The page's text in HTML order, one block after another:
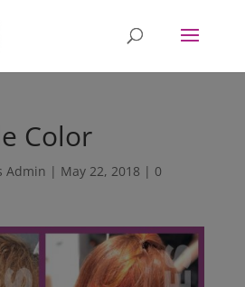
Color
Admin | May 22, 2018 | 0